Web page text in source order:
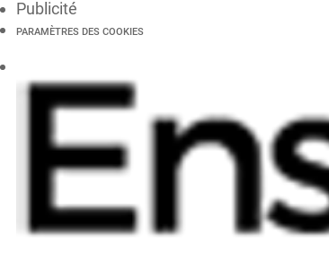
Publicité
PARAMÈTRES DES COOKIES